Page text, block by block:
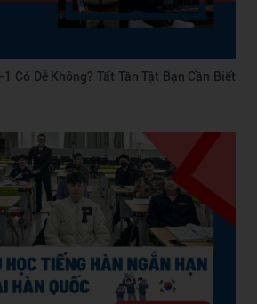
Có Dễ Không? Tất Tần Tật Bạn Cần Biết